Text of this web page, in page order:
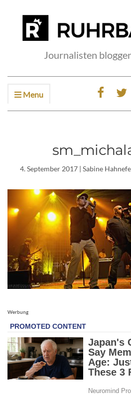
Journalisten
Menu
4. September 2017| Sabine
Werbung